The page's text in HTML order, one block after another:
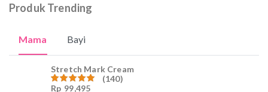
Produk Trending
Mama Bayi
Stretch Mark Cream
(140)
Rp 99,495